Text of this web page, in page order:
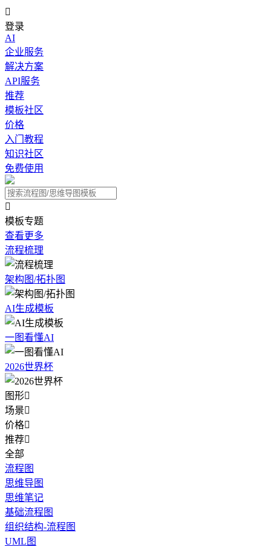

登录
AI
企业服务
解决方案
API服务
推荐
模板社区
价格
入门教程
知识社区
免费使用

模板专题
查看更多
流程梳理
架构图/拓扑图
AI生成模板
一图看懂AI
2026世界杯
图形
场景
价格
推荐
全部
流程图
思维导图
思维笔记
基础流程图
组织结构-流程图
UML图